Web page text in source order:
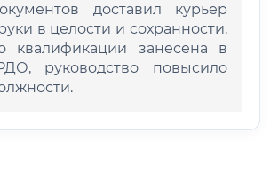
доставил курьер
в целости и сохранности.
квалификации занесена в
руководство повысило